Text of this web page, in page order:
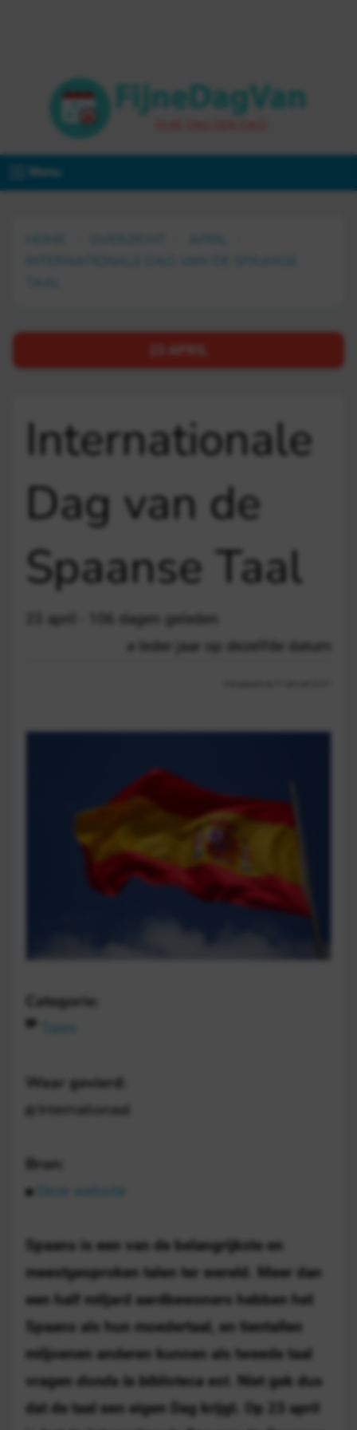
Menu
Internationale
Dag van de
Spaanse Taal
23 april - 106 dagen geleden
Ieder jaar op dezelfde datum
Categorie:
Waar gevierd:
Internationaal
Bron:
Spaans is een van de belangrijkste en
meestgesproken talen ter wereld. Meer dan
een half miljard aardbewoners hebben het
Spaans als hun moedertaal, en tientallen
miljoenen anderen kunnen als tweede taal
vragen donda la biblioteca est
. Niet gek dus
dat de taal een eigen Dag krijgt. Op 23 april